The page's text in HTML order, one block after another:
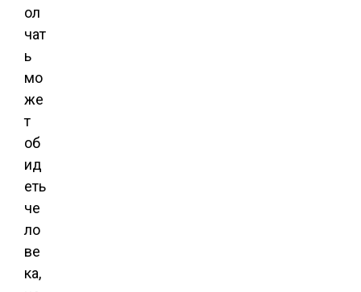
ол
чат
ь
мо
же
т
об
ид
еть
че
ло
ве
ка,